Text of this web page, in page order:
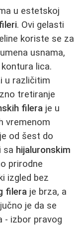
u estetskoj
. Ovi gelasti
koriste se za
usnama,
lica.
u različitim
tretiranje
filera je u
vremenom
od šest do
sa hijaluronskim
prirodne
izgled bez
filera je brza, a
je da se
- izbor pravog